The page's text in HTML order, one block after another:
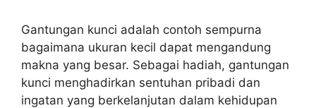
Gantungan kunci adalah contoh sempurna
bagaimana ukuran kecil dapat mengandung
makna yang besar. Sebagai hadiah, gantungan
kunci menghadirkan sentuhan pribadi dan
ingatan yang berkelanjutan dalam kehidupan